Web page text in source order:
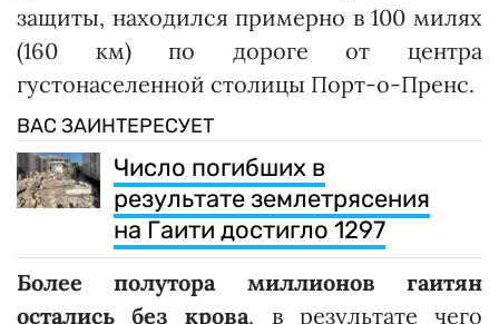
защиты, находился примерно в 100 милях
(160 км) по дороге от центра
густонаселенной столицы Порт-о-Пренс.
ВАС ЗАИНТЕРЕСУЕТ
Число погибших в
результате землетрясения
на Гаити достигло 1297
Более полутора миллионов гаитян
остались без крова, в результате чего